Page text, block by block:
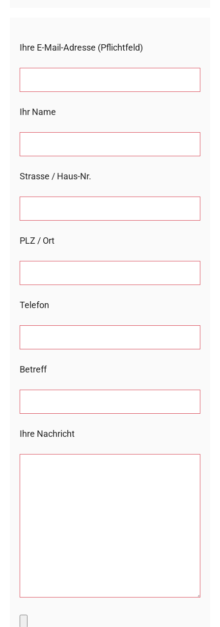
Ihre E-Mail-Adresse (Pflichtfeld)
Ihr Name
Strasse / Haus-Nr.
PLZ / Ort
Telefon
Betreff
Ihre Nachricht